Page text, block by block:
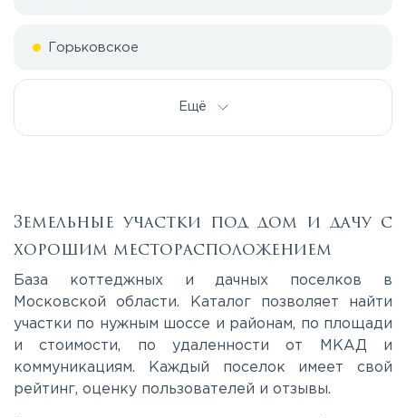
Горьковское
Киевское
Ещё
Земельные участки под дом и дачу с
хорошим месторасположением
База коттеджных и дачных поселков в
Московской области. Каталог позволяет найти
участки по нужным шоссе и районам, по площади
и стоимости, по удаленности от МКАД и
коммуникациям. Каждый поселок имеет свой
рейтинг, оценку пользователей и отзывы.